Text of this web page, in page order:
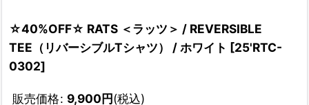
☆40%OFF☆ RATS ＜ラッツ＞ / REVERSIBLE
TEE（リバーシブルTシャツ） / ホワイト [25'RTC-
0302]
販売価格: 9,900円(税込)